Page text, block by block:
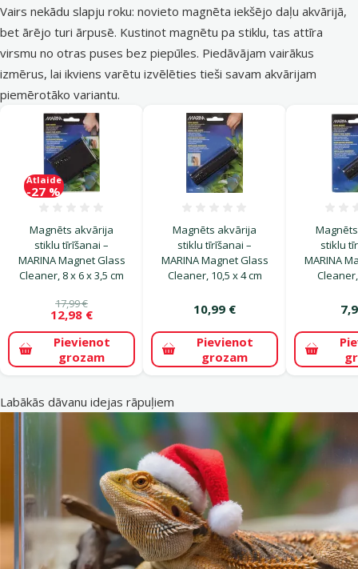
Vairs nekādu slapju roku: novieto magnēta iekšējo daļu akvārijā,
bet ārējo turi ārpusē. Kustinot magnētu pa stiklu, tas attīra
virsmu no otras puses bez piepūles. Piedāvājam vairākus
izmērus, lai ikviens varētu izvēlēties tieši savam akvārijam
piemērotāko variantu.
Magnēts akvārija
stiklu tīrīšanai –
MARINA Magnet Glass
Cleaner, 8 x 6 x 3,5 cm
17,99 €
12,98 €
Atlaide
-27 %
Pievienot
grozam
Magnēts akvārija
stiklu tīrīšanai –
MARINA Magnet Glass
Cleaner, 10,5 x 4 cm
10,99 €
Pievienot
grozam
stiklu
MARINA
Labākās dāvanu idejas rāpuļiem